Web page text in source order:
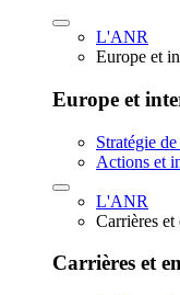
L'ANR
Europe et
Europe et
Stratégie
Actions et
L'ANR
Carrières et
Carrières et